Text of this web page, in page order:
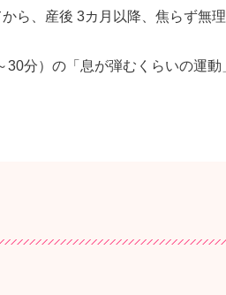
ら、産後 3カ月以降、焦らず無
分）の「息が弾むくらいの運動